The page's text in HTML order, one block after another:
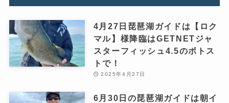
4月27日琵琶湖ガイドは【ロク
マル】様降臨はGETNETジャ
スターフィッシュ4.5のボトス
トで！
2025年4月27日
6月30日の琵琶湖ガイドは朝イ